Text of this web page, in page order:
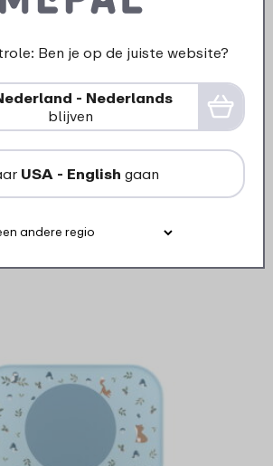
Mio vakjesbord Little
- Forest Friends
1399
Ben je op de juiste website?
- Nederlands
blijven
USA - English gaan